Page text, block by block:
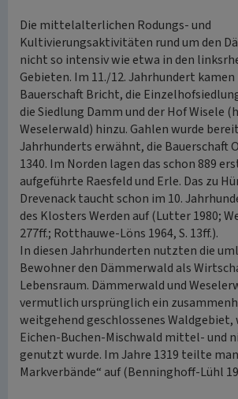
Die mittelalterlichen Rodungs- und
Kultivierungsaktivitäten rund um den
nicht so intensiv wie etwa in den
Gebieten. Im 11./12. Jahrhundert kamen
Bauerschaft Bricht, die
die Siedlung Damm und der Hof Wisele
Weselerwald) hinzu. Gahlen wurde
Jahrhunderts erwähnt, die Bauerschaft
1340. Im Norden lagen das schon 889
aufgeführte Raesfeld und Erle. Das zu
Drevenack taucht schon im 10.
des Klosters Werden auf (Lutter 1980;
277ff.; Rotthauwe-Löns 1964, S. 13ff.).
In diesen Jahrhunderten nutzten die
Bewohner den Dämmerwald als
Lebensraum. Dämmerwald und
vermutlich ursprünglich ein
weitgehend geschlossenes Waldgebiet,
Eichen-Buchen-Mischwald mittel- und
genutzt wurde. Im Jahre 1319 teilte
Markverbände“ auf (Benninghoff-Lühl